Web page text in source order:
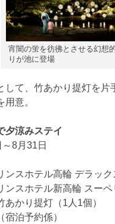
宵闇の蛍を彷彿とさせる幻想
りが池に登場
て、竹あかり提灯を片
意。
夕涼みステイ
8月31日
スホテル高輪 デラック
スホテル新高輪 スーペ
あかり提灯（1人1個）
泊予約係）